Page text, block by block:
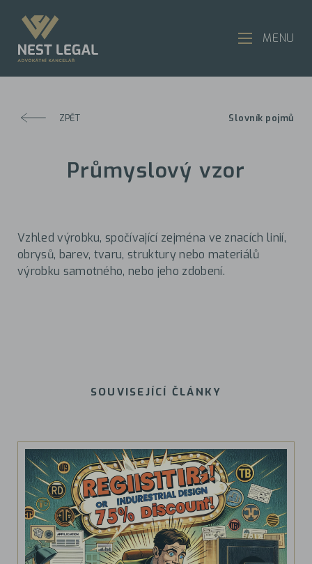
ZPĚT Slovník pojmů
Průmyslový vzor
Vzhled výrobku, spočívající zejména ve znacích linií,
obrysů, barev, tvaru, struktury nebo materiálů
výrobku samotného, nebo jeho zdobení.
SOUVISEJÍCÍ ČLÁNKY
MENU